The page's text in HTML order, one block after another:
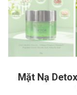
Mặt Nạ